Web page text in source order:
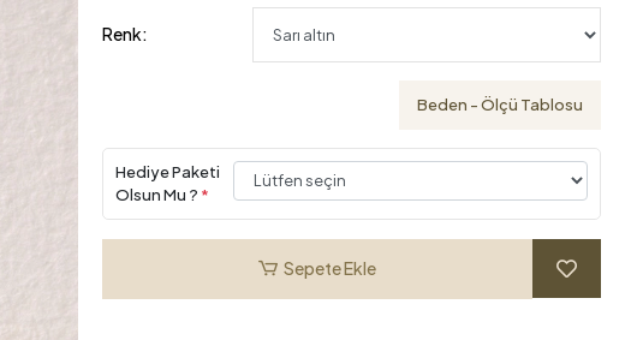
Renk:
Beden - Ölçü Tablosu
Hediye Paketi
Olsun Mu ? *
Sepete Ekle